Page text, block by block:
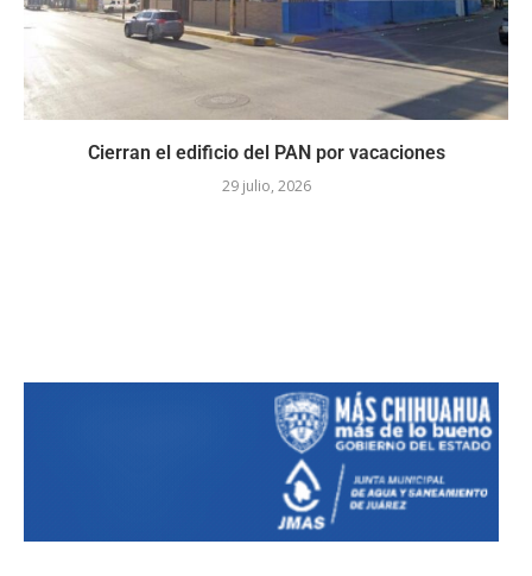
Cierran el edificio del PAN por vacaciones
29 julio, 2026